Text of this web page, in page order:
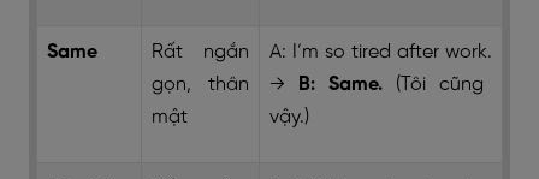
Same
Rất ngắn
gọn, thân
mật
A: I’m so tired after work.
→
B: Same.
(Tôi cũng
vậy.)